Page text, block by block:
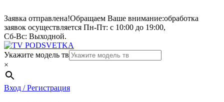
Заявка отправлена!Обращаем Ваше внимание:обработка
заявок осуществляется Пн-Пт: с 10:00 до 19:00,
Сб-Вс: Выходной.
Укажите модель тв
×
Вход / Регистрация